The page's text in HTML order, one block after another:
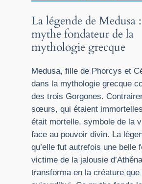
La légende de Medusa
mythe fondateur de la
mythologie grecque
Medusa, fille de Phorcys et
dans la mythologie grecque
des trois Gorgones.
sœurs, qui étaient
était mortelle, symbole de la
face au pouvoir divin. La
qu’elle fut autrefois une belle
victime de la jalousie
transforma en la créature que